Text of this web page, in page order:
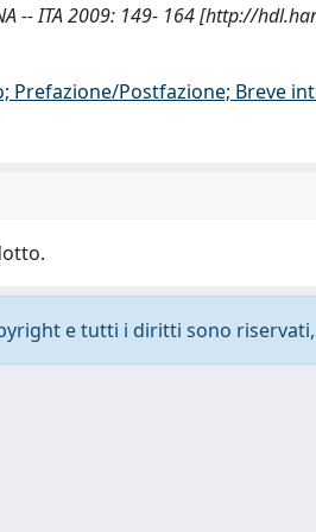
-- ITA 2009: 149- 164 [http://
Prefazione/Postfazione; Breve
e tutti i diritti sono